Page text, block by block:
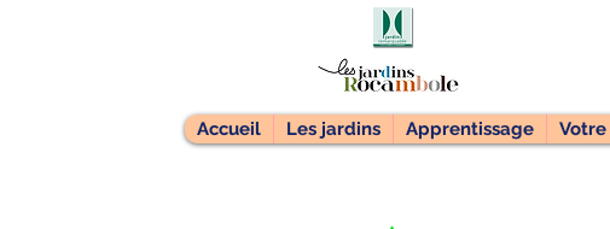
Accueil Les jardins Apprentissage